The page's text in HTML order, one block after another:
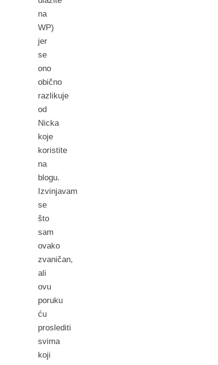
na
WP)
jer
se
ono
obično
razlikuje
od
Nicka
koje
koristite
na
blogu.
Izvinjavam
se
što
sam
ovako
zvaničan,
ali
ovu
poruku
ću
proslediti
svima
koji